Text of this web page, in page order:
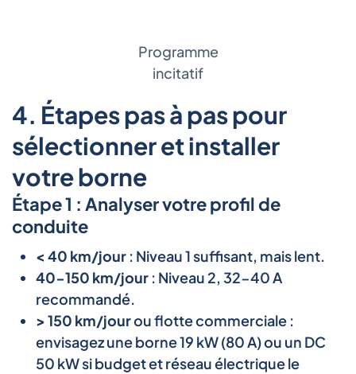
Programme
incitatif
4. Étapes pas à pas pour
sélectionner et installer
votre borne
Étape 1 : Analyser votre profil de
conduite
< 40 km/jour : Niveau 1 suffisant, mais lent.
40-150 km/jour : Niveau 2, 32-40 A
recommandé.
> 150 km/jourou flotte commerciale :
envisagez une borne 19 kW (80 A) ou un DC
50 kW si budget et réseau électrique le